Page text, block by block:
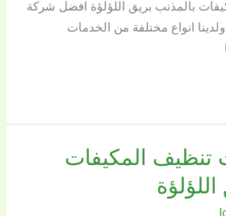
بالمذنب بريق اللؤلؤة افضل شركة
انواع مختلفة من الخدمات
المكيفات